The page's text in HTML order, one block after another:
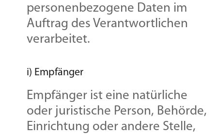
personenbezogene Daten im
Auftrag des Verantwortlichen
verarbeitet.
i) Empfänger
Empfänger ist eine natürliche
oder juristische Person, Behörde,
Einrichtung oder andere Stelle,